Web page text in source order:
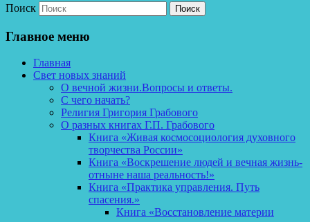
Поиск
Главное меню
Главная
Свет новых знаний
О вечной жизни.Вопросы и ответы.
С чего начать?
Религия Григория Грабового
О разных книгах Г.П. Грабового
Книга «Живая космосоциология духовного
творчества России»
Книга «Воскрешение людей и вечная жизнь-
отныне наша реальность!»
Книга «Практика управления. Путь
спасения.»
Книга «Восстановление материи